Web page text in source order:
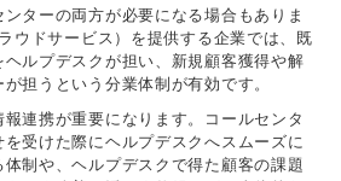
ターの両方が必要になる場合もありま
ウドサービス）を提供する企業では、既
ルプデスクが担い、新規顧客獲得や解
担うという分業体制が有効です。
連携が重要になります。コールセンタ
受けた際にヘルプデスクへスムーズに
制や、ヘルプデスクで得た顧客の課題